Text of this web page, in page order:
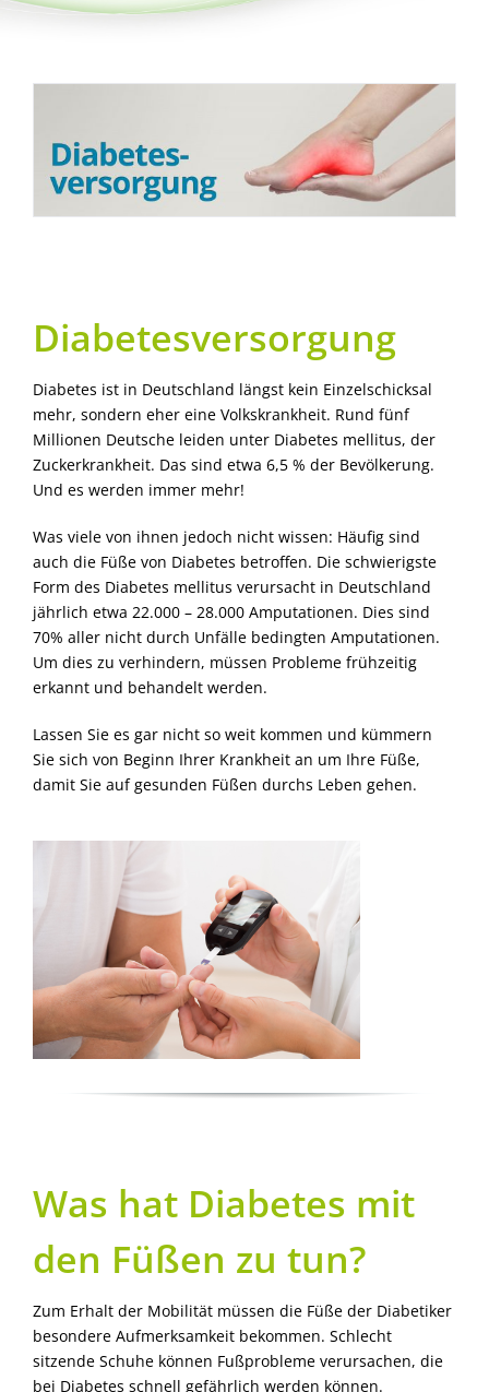
Diabetesversorgung
Diabetes ist in Deutschland längst kein Einzelschicksal
mehr, sondern eher eine Volkskrankheit. Rund fünf
Millionen Deutsche leiden unter Diabetes mellitus, der
Zuckerkrankheit. Das sind etwa 6,5 % der Bevölkerung.
Und es werden immer mehr!
Was viele von ihnen jedoch nicht wissen: Häufig sind
auch die Füße von Diabetes betroffen. Die schwierigste
Form des Diabetes mellitus verursacht in Deutschland
jährlich etwa 22.000 – 28.000 Amputationen. Dies sind
70% aller nicht durch Unfälle bedingten Amputationen.
Um dies zu verhindern, müssen Probleme frühzeitig
erkannt und behandelt werden.
Lassen Sie es gar nicht so weit kommen und kümmern
Sie sich von Beginn Ihrer Krankheit an um Ihre Füße,
damit Sie auf gesunden Füßen durchs Leben gehen.
Was hat Diabetes mit
den Füßen zu tun?
Zum Erhalt der Mobilität müssen die Füße der Diabetiker
besondere Aufmerksamkeit bekommen. Schlecht
sitzende Schuhe können Fußprobleme verursachen, die
bei Diabetes schnell gefährlich werden können.